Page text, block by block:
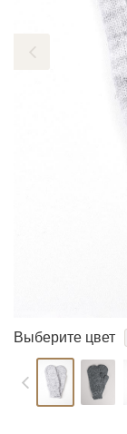
Выберите цвет